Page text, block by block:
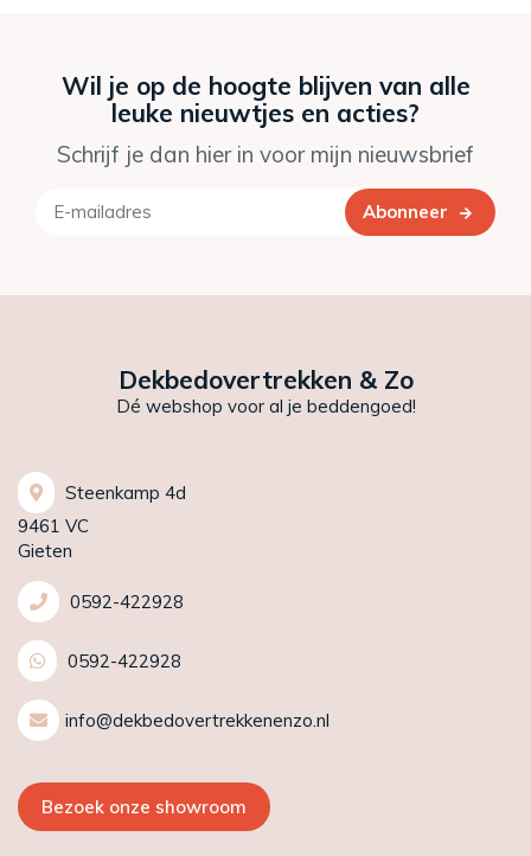
Wil je op de hoogte blijven van alle
leuke nieuwtjes en acties?
Schrijf je dan hier in voor mijn nieuwsbrief
Abonneer
Dekbedovertrekken & Zo
Dé webshop voor al je beddengoed!
Steenkamp 4d
9461 VC
Gieten
0592-422928
0592-422928
info@dekbedovertrekkenenzo.nl
Bezoek onze showroom